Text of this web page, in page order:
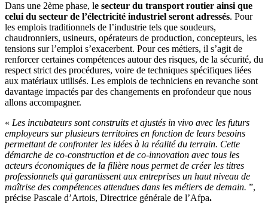
Dans une 2ème phase, le secteur du transport routier ainsi que
celui du secteur de l’électricité industriel seront adressés. Pour
les emplois traditionnels de l’industrie tels que soudeurs,
chaudronniers, usineurs, opérateurs de production, concepteurs, les
tensions sur l’emploi s’exacerbent. Pour ces métiers, il s’agit de
renforcer certaines compétences autour des risques, de la sécurité, du
respect strict des procédures, voire de techniques spécifiques liées
aux matériaux utilisés. Les emplois de techniciens en revanche sont
davantage impactés par des changements en profondeur que nous
allons accompagner.
« Les incubateurs sont construits et ajustés in vivo avec les futurs
employeurs sur plusieurs territoires en fonction de leurs besoins
permettant de confronter les idées à la réalité du terrain. Cette
démarche de co-construction et de co-innovation avec tous les
acteurs économiques de la filière nous permet de créer les titres
professionnels qui garantissent aux entreprises un haut niveau de
maîtrise des compétences attendues dans les métiers de demain. ”,
précise Pascale d’Artois, Directrice générale de l’Afpa.